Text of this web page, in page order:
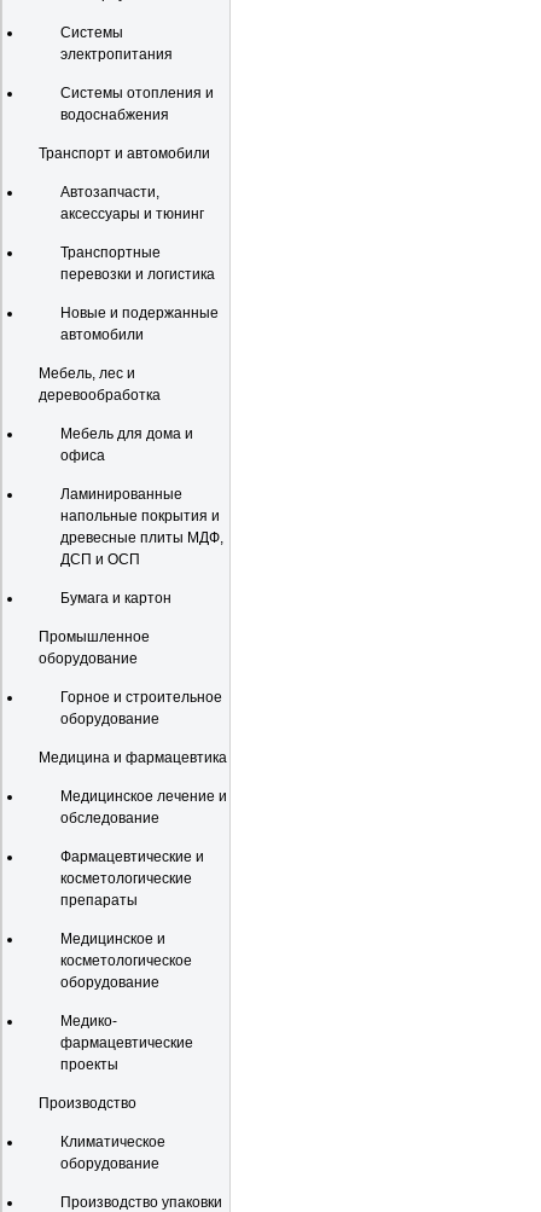
Системы
электропитания
Системы отопления и
водоснабжения
Транспорт и автомобили
Автозапчасти,
аксессуары и тюнинг
Транспортные
перевозки и логистика
Новые и подержанные
автомобили
Мебель, лес и
деревообработка
Мебель для дома и
офиса
Ламинированные
напольные покрытия и
древесные плиты МДФ,
ДСП и ОСП
Бумага и картон
Промышленное
оборудование
Горное и строительное
оборудование
Медицина и фармацевтика
Медицинское лечение и
обследование
Фармацевтические и
косметологические
препараты
Медицинское и
косметологическое
оборудование
Медико-
фармацевтические
проекты
Производство
Климатическое
оборудование
Производство упаковки